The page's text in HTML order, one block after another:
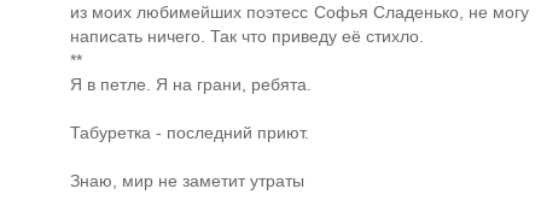
из моих любимейших поэтесс Софья Сладенько, не могу
написать ничего. Так что приведу её стихло.
**
Я в петле. Я на грани, ребята.
Табуретка - последний приют.
Знаю, мир не заметит утраты